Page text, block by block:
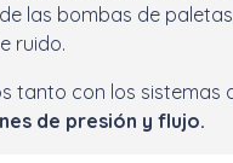
las bombas de
ruido.
s tanto con los sistemas
de presión y flujo.